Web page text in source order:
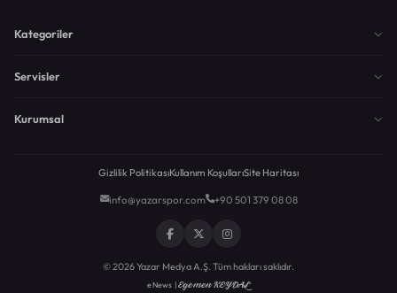
Kategoriler
Servisler
Kurumsal
Gizlilik PolitikasıKullanım KoşullarıSite Haritası
info@yazarspor.com +90 501 379 08 08
© 2026 Yazar Medya A.Ş. Tüm hakları saklıdır.
eNews |Egemen KEYDAL